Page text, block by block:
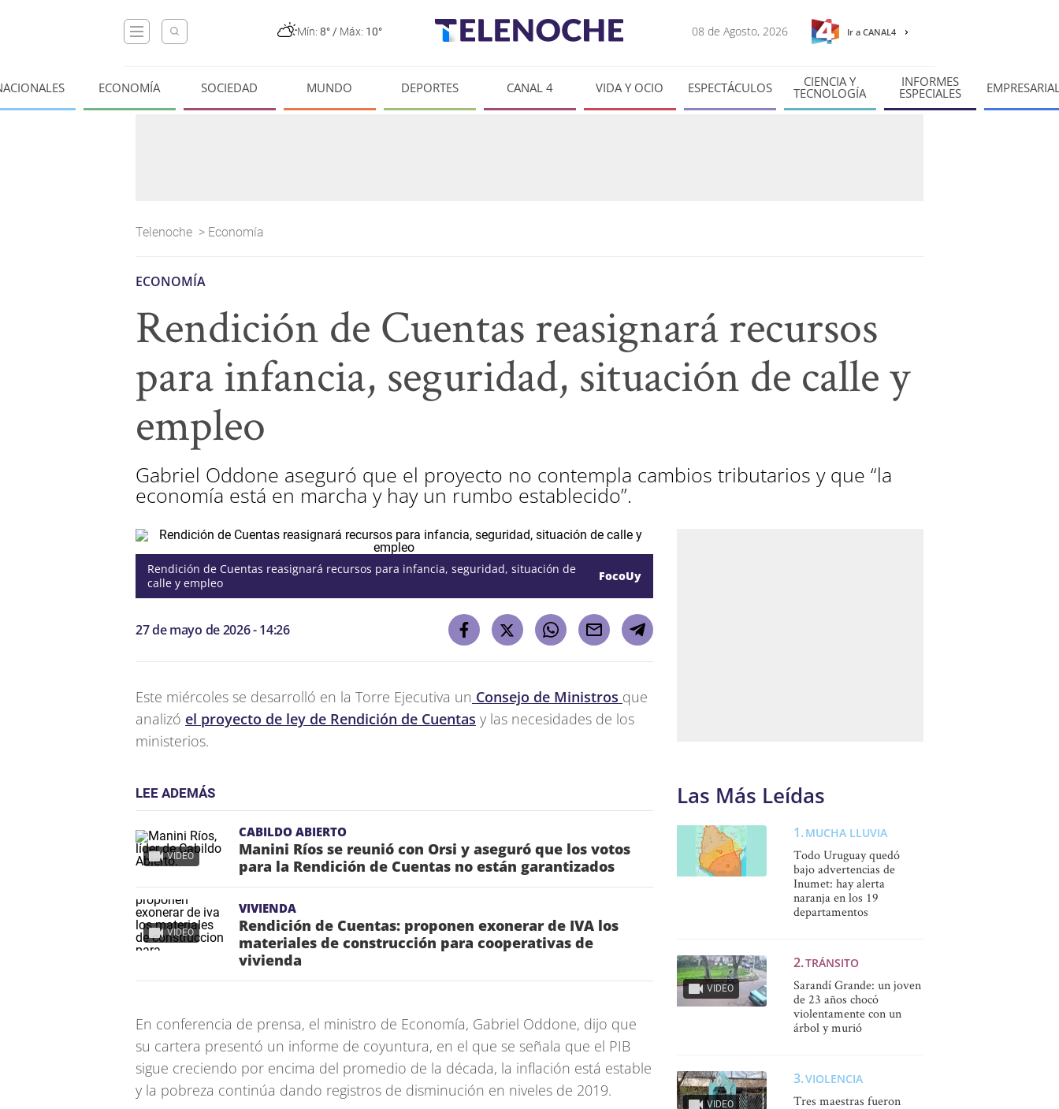
Mín: 8° / Máx: 10° 08 de Agosto, 2026 Ir a CANAL4
ECONOMÍA SOCIEDAD MUNDO DEPORTES CANAL 4 VIDA Y OCIO ESPECTÁCULOS CIENCIA Y
TECNOLOGÍA
INFORMES
ESPECIALES
Telenoche > Economía
ECONOMÍA
Rendición de Cuentas reasignará recursos
para infancia, seguridad, situación de calle y
empleo
Gabriel Oddone aseguró que el proyecto no contempla cambios tributarios y que “la
economía está en marcha y hay un rumbo establecido”.
Rendición de Cuentas reasignará recursos para infancia, seguridad, situación de
calle y empleo
FocoUy
27 de mayo de 2026 - 14:26
Este miércoles se desarrolló en la Torre Ejecutiva un Consejo de Ministros que
analizó el proyecto de ley de Rendición de Cuentas y las necesidades de los
ministerios.
LEE ADEMÁS
VIDEO
CABILDO ABIERTO
Manini Ríos se reunió con Orsi y aseguró que los votos
para la Rendición de Cuentas no están garantizados
VIDEO
VIVIENDA
Rendición de Cuentas: proponen exonerar de IVA los
materiales de construcción para cooperativas de
vivienda
En conferencia de prensa, el ministro de Economía, Gabriel Oddone, dijo que
su cartera presentó un informe de coyuntura, en el que se señala que el PIB
sigue creciendo por encima del promedio de la década, la inflación está estable
y la pobreza continúa dando registros de disminución en niveles de 2019.
Las Más Leídas
MUCHA LLUVIA
Todo Uruguay quedó
bajo advertencias de
Inumet: hay alerta
naranja en los 19
departamentos
VIDEO
TRÁNSITO
Sarandí Grande: un joven
de 23 años chocó
violentamente con un
árbol y murió
VIDEO
VIOLENCIA
Tres maestras fueron